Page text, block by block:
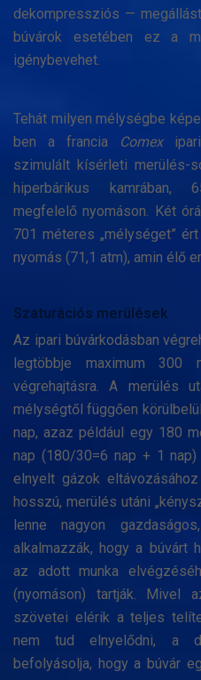
dekompressziós —
búvárok esetében ez a
igénybevehet.
Tehát milyen mélységbe
ben a francia
Comex
szimulált kísérleti merülés-
hiperbárikus kamrában,
megfelelő nyomáson. Két
701 méteres „mélységet”
nyomás (71,1 atm), amin élő
Szaturációs merülések
Az ipari búvárkodásban
legtöbbje maximum 300
végrehajtásra. A merülés
mélységtől függően
nap, azaz például egy 180
nap (180/30=6 nap + 1
elnyelt gázok
hosszú, merülés utáni
lenne nagyon
alkalmazzák, hogy a búvárt
az adott munka
(nyomáson) tartják. Mivel
szövetei elérik a teljes
nem tud elnyelődni, a
befolyásolja, hogy a búvár